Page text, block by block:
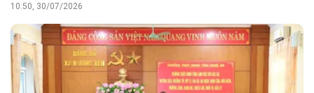
10:50, 30/07/2026